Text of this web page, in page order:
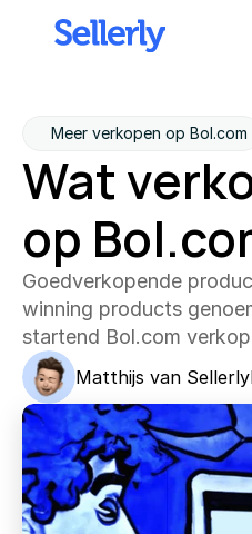
Content
Al je content één
Zoekwoorden
Vind unieke
Content
Genereer perfecte
Ranking tracker
Volg je product
Meldingen
24/7 op de hoogte
Reviews
Meer reviews op
Meer verkopen op Bol.com
Wat
op
Goedverkopende
winning products
startend Bol.com
Matthijs van Sellerly